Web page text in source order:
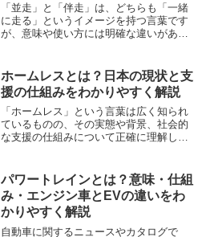
「並走」と「伴走」は、どちらも「一緒
に走る」というイメージを持つ言葉です
が、意味や使い方には明確な違いがあり
が、混同して使われることも少なくあり
ません。この記事では、「...
ホームレスとは？日本の現状と支
援の仕組みをわかりやすく解説
「ホームレス」という言葉は広く知られ
ているものの、その実態や背景、社会的
な支援の仕組みについて正確に理解して
どまらず、社会構造や制度との関係を知
ることで、より本質的な問...
パワートレインとは？意味・仕組
み・エンジン車とEVの違いをわ
かりやすく解説
自動車に関するニュースやカタログで